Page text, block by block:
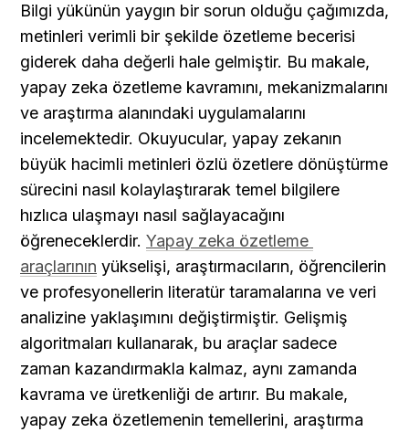
Bilgi yükünün yaygın bir sorun olduğu çağımızda,
metinleri verimli bir şekilde özetleme becerisi
giderek daha değerli hale gelmiştir. Bu makale,
yapay zeka özetleme kavramını, mekanizmalarını
ve araştırma alanındaki uygulamalarını
incelemektedir. Okuyucular, yapay zekanın
büyük hacimli metinleri özlü özetlere dönüştürme
sürecini nasıl kolaylaştırarak temel bilgilere
hızlıca ulaşmayı nasıl sağlayacağını
öğreneceklerdir. Yapay zeka özetleme
araçlarının yükselişi, araştırmacıların, öğrencilerin
ve profesyonellerin literatür taramalarına ve veri
analizine yaklaşımını değiştirmiştir. Gelişmiş
algoritmaları kullanarak, bu araçlar sadece
zaman kazandırmakla kalmaz, aynı zamanda
kavrama ve üretkenliği de artırır. Bu makale,
yapay zeka özetlemenin temellerini, araştırma